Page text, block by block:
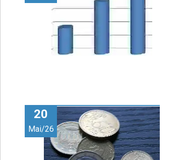
20
Mai/26